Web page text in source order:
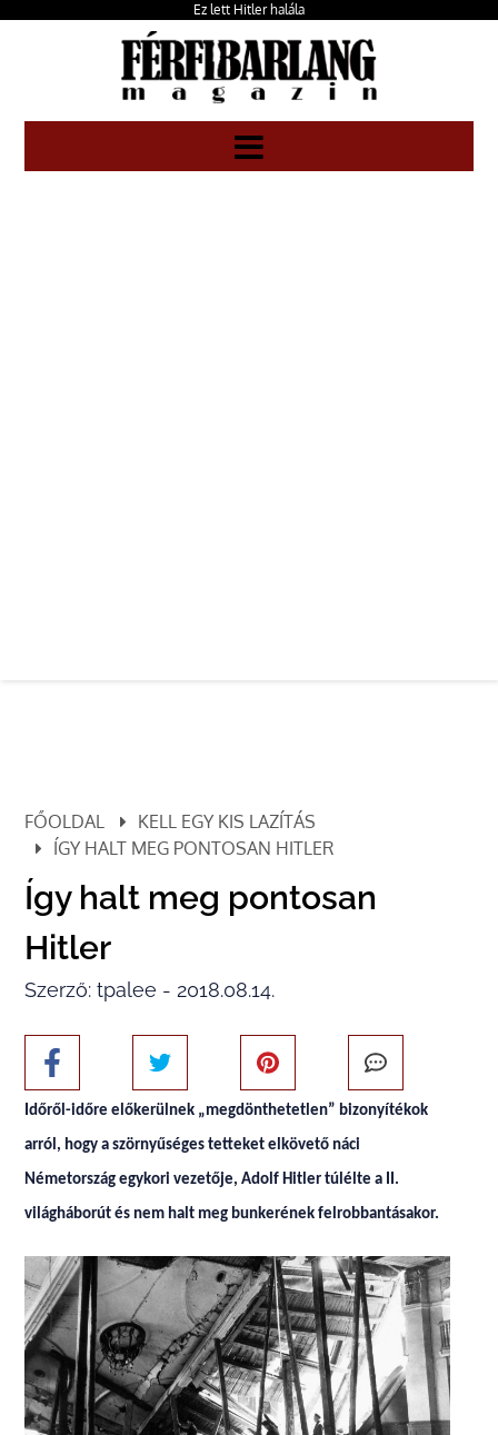
Ez lett Hitler halála
FŐOLDAL
KELL EGY KIS LAZÍTÁS
ÍGY HALT MEG PONTOSAN HITLER
Így halt meg pontosan
Hitler
Szerző: tpalee - 2018.08.14.
Időről-időre előkerülnek „megdönthetetlen” bizonyítékok
arról, hogy a szörnyűséges tetteket elkövető náci
Németország egykori vezetője, Adolf Hitler túlélte a II.
világháborút és nem halt meg bunkerének felrobbantásakor.